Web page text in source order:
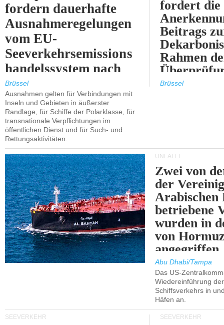
fordern dauerhafte
Ausnahmeregelungen
vom EU-
Seeverkehrsemissions
handelssystem nach
2030.
Brüssel
Ausnahmen gelten für Verbindungen mit
Inseln und Gebieten in äußerster
Randlage, für Schiffe der Polarklasse, für
transnationale Verpflichtungen im
öffentlichen Dienst und für Such- und
Rettungsaktivitäten.
fordert die
Beitrags
Rahmen
ETS.
Brüssel
UNFÄLLE
Zwei von
der
Arabischen
betriebene
wurden in
von
angegriffen.
Abu Dhabi/Tampa
Das US-
Wiedereinführung
Schiffsverkehrs in
Häfen an.
SEEVERKEHR SEEVERKEHR